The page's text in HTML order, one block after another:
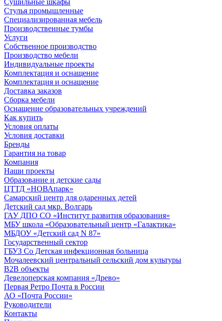
Сушильные шкафы
Стулья промышленные
Специализированная мебель
Производственные тумбы
Услуги
Собственное производство
Производство мебели
Индивидуальные проекты
Комплектация и оснащение
Комплектация и оснащение
Доставка заказов
Сборка мебели
Оснащение образовательных учреждений
Как купить
Условия оплаты
Условия доставки
Бренды
Гарантия на товар
Компания
Наши проекты
Образование и детские сады
ЦТТД «НОВАпарк»
Самарский центр для одаренных детей
Детский сад мкр. Волгарь
ГАУ ДПО СО «Институт развития образования»
МБУ школа «Образовательный центр «Галактика»
МБДОУ «Детский сад N 87»
Государственный сектор
ГБУЗ Со Детская инфекционная больница
Мочалеевский центральный сельский дом культуры
B2B объекты
Девелоперская компания «Древо»
Первая Ретро Почта в России
АО «Почта России»
Руководители
Контакты